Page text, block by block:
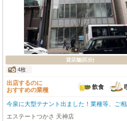
貸店舗(区分)
4枚
出店するのに
おすすめの業種
飲食
今泉に大型テナント出ました！業種等、ご相
エステートつかさ 天神店